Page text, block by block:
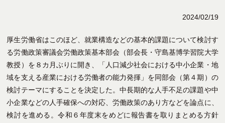
2024/02/19
厚生労働省はこのほど、就業構造などの基本的課題について検討す
る労働政策審議会労働政策基本部会（部会長・守島基博学習院大学
教授）を８カ月ぶりに開き、「人口減少社会における中小企業・地
域を支える産業における労働者の能力発揮」を同部会（第４期）の
検討テーマにすることを決定した。中長期的な人手不足の課題や中
小企業などの人手確保への対応、労働政策のあり方などを論点に、
検討を進める。令和６年度末をめどに報告書を取りまとめる方針